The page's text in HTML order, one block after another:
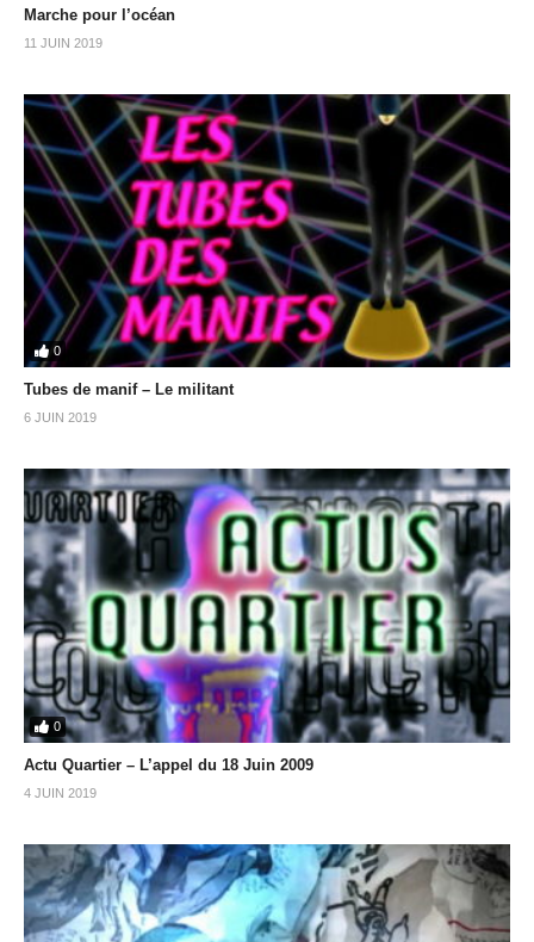
Marche pour l’océan
11 JUIN 2019
0
Tubes de manif – Le militant
6 JUIN 2019
0
Actu Quartier – L’appel du 18 Juin 2009
4 JUIN 2019